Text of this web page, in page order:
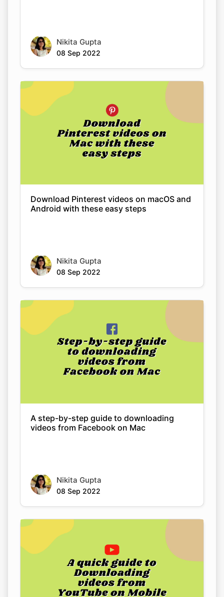
Nikita Gupta
08 Sep 2022
Download Pinterest videos on macOS and
Android with these easy steps
Nikita Gupta
08 Sep 2022
A step-by-step guide to downloading
videos from Facebook on Mac
Nikita Gupta
08 Sep 2022